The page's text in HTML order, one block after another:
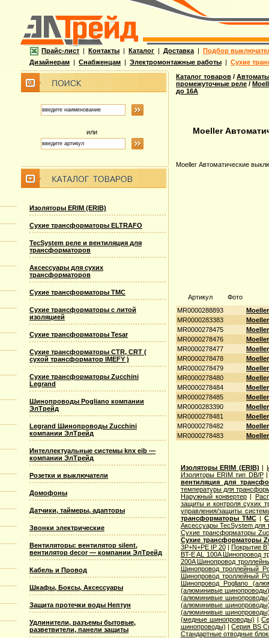
Прайс-лист | Контакты | Каталог | Доставка | Подбор
Дизайнерам | Снабженцам | Электромонтажные работы | Сухие
или
Изоляторы ERIM (ERIB)
Сухие трансформаторы ELTRAFO
TecSystem реле и вентиляция для
трансформаторов
Аксессуары для сухих
трансформаторов
Сухие трансформаторы TMC
Сухие трансформаторы с литой
изоляцией
Сухие трансформаторы Tesar
Сухие трансформаторы CTR, CRT (
сухой трансформатор IMEFY )
Сухие трансформаторы Zucchini
Legrand
Шинопроводы Pogliano компании
ЭлТрейд
Legrand Шинопроводы Zucchini
компании ЭлТрейд
Интеллектуальные системы knx eib —
компании ЭлТрейд
Розетки и выключатели
Домофоны
Датчики, таймеры, адапторы
Звонки электрические
Вентиляторы: вентилятор silent,
вентилятор decor — компании ЭлТрейд
Кабель и Провод
Шкафы, Боксы, Аксессуары
Защита протечки воды Нептун
Удлинители, разъемы бытовые,
разветвители, панели защиты
Каталог товаров /
промежуточные реле /
до 16А
Moeller
Moeller Автоматические
Артикул
Фото
MR0000288893
MR0000283383
MR0000278475
MR0000278476
MR0000278477
MR0000278478
MR0000278479
MR0000278480
MR0000278484
MR0000278485
MR0000283390
MR0000278481
MR0000278482
MR0000278483
Изоляторы ERIM (ERIB) |
Изоляторы ERIM тип DB/P
вентиляция для
температуры для
Наружный конвертер |
защиты и контроля сухих
управления/защиты
трансформаторы TMC|
Аксессуары TecSystem для
Сухие трансформаторы
Сухие трансформаторы
3P+N+PE IP 20| Покрытие
BT-E AL 100A Шинопровод
200A Шинопровод
Шинопровод троллейный
Шинопровод троллейный
Шинопровод Pogliano
(алюминивые
(алюминивые
(алюминивые
(алюминивые
(медные шинопроводы) |
шинопроводы) |Серия ВS
Стандартные отводные